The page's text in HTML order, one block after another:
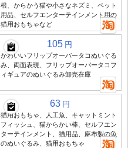
根、からかう猫や小さなネズミ、ペット
用品、セルフエンターテインメント用の
猫用おもちゃなど
105 円
かわいいフリップオーバータコぬいぐる
み、両面表現、フリップオーバータコフ
ィギュアのぬいぐるみ卸売在庫
63 円
猫用おもちゃ、人工魚、キャットミント
フィッシュ、猫からかい棒、セルフエン
ターテインメント、猫用品、麻布製の魚
のぬいぐるみ、猫用おもちゃ